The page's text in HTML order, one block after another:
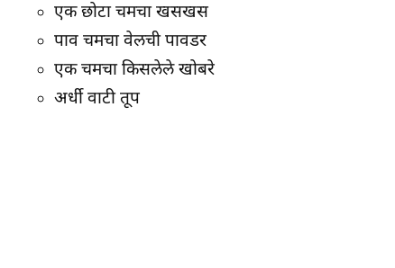
एक छोटा चमचा खसखस
पाव चमचा वेलची पावडर
एक चमचा किसलेले खोबरे
अर्धी वाटी तूप